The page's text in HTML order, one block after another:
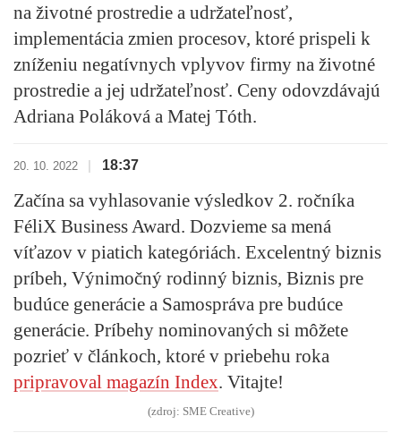
na životné prostredie a udržateľnosť,
implementácia zmien procesov, ktoré prispeli k
zníženiu negatívnych vplyvov firmy na životné
prostredie a jej udržateľnosť. Ceny odovzdávajú
Adriana Poláková a Matej Tóth.
20. 10. 2022 18:37
Začína sa vyhlasovanie výsledkov 2. ročníka
FéliX Business Award. Dozvieme sa mená
víťazov v piatich kategóriách. Excelentný biznis
príbeh, Výnimočný rodinný biznis, Biznis pre
budúce generácie a Samospráva pre budúce
generácie. Príbehy nominovaných si môžete
pozrieť v článkoch, ktoré v priebehu roka
pripravoval magazín Index. Vitajte!
(zdroj: SME Creative)